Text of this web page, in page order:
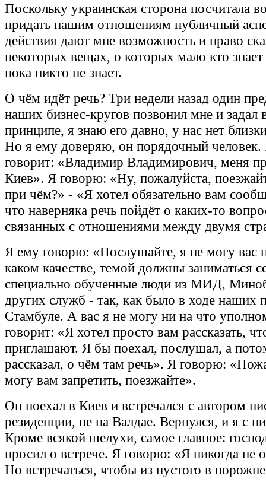
Поскольку украинская сторона посчитала
придать нашим отношениям публичный
действия дают мне возможность и право
некоторых вещах, о которых мало кто
пока никто не знает.
О чём идёт речь? Три недели назад один
наших бизнес-кругов позвонил мне и задал
принципе, я знаю его давно, у нас нет
Но я ему доверяю, он порядочный человек.
говорит: «Владимир Владимирович, меня
Киев». Я говорю: «Ну, пожалуйста,
при чём?» - «Я хотел обязательно вам
что наверняка речь пойдёт о каких-то
связанных с отношениями между двумя
Я ему говорю: «Послушайте, я не могу вас
каком качестве, темой должны заниматься
специально обученные люди из МИД,
других служб - так, как было в ходе наших
Стамбуле. А вас я не могу ни на что
говорит: «Я хотел просто вам рассказать,
приглашают. Я бы поехал, послушал, а
рассказал, о чём там речь». Я говорю:
могу вам запретить, поезжайте».
Он поехал в Киев и встречался с автором
резиденции, не на Валдае. Вернулся, и я с
Кроме всякой шелухи, самое главное:
просил о встрече. Я говорю: «Я никогда не
Но встречаться, чтобы из пустого в